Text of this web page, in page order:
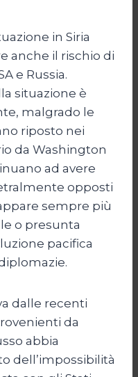
in Siria
anche il rischio di
e Russia.
situazione è
malgrado le
riposto nei
da Washington
ad avere
opposti
sempre più
o presunta
pacifica
dalle recenti
da
abbia
dell’impossibilità